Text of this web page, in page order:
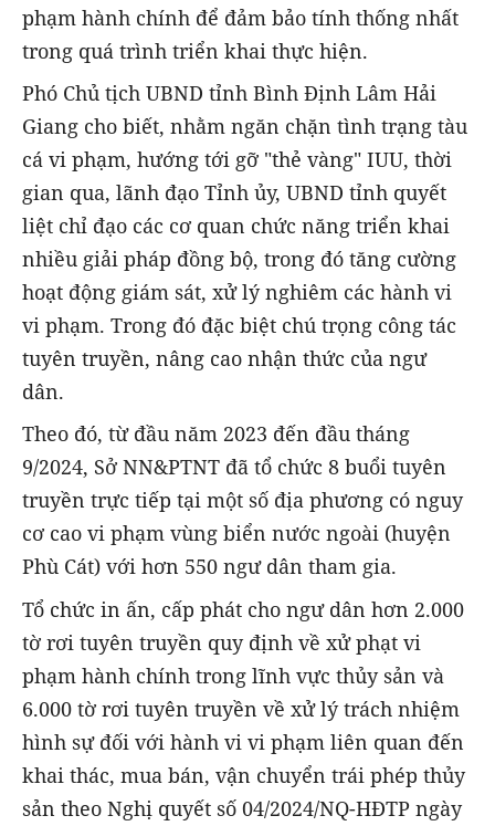
phạm hành chính để đảm bảo tính thống nhất
trong quá trình triển khai thực hiện.
Phó Chủ tịch UBND tỉnh Bình Định Lâm Hải
Giang cho biết, nhằm ngăn chặn tình trạng tàu
cá vi phạm, hướng tới gỡ "thẻ vàng" IUU, thời
gian qua, lãnh đạo Tỉnh ủy, UBND tỉnh quyết
liệt chỉ đạo các cơ quan chức năng triển khai
nhiều giải pháp đồng bộ, trong đó tăng cường
hoạt động giám sát, xử lý nghiêm các hành vi
vi phạm. Trong đó đặc biệt chú trọng công tác
tuyên truyền, nâng cao nhận thức của ngư
dân.
Theo đó, từ đầu năm 2023 đến đầu tháng
9/2024, Sở NN&PTNT đã tổ chức 8 buổi tuyên
truyền trực tiếp tại một số địa phương có nguy
cơ cao vi phạm vùng biển nước ngoài (huyện
Phù Cát) với hơn 550 ngư dân tham gia.
Tổ chức in ấn, cấp phát cho ngư dân hơn 2.000
tờ rơi tuyên truyền quy định về xử phạt vi
phạm hành chính trong lĩnh vực thủy sản và
6.000 tờ rơi tuyên truyền về xử lý trách nhiệm
hình sự đối với hành vi vi phạm liên quan đến
khai thác, mua bán, vận chuyển trái phép thủy
sản theo Nghị quyết số 04/2024/NQ-HĐTP ngày